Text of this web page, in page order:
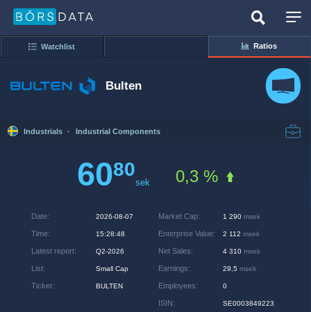
Watchlist Ratios
Bulten
Industrials · Industrial Components
6080
sek 0,3 %
Date: 2026-08-07
Time: 15:28:48
Latest report: Q2-2026
List: Small Cap
Ticker: BULTEN
Market Cap: 1 290 msek
Enterprise Value: 2 112 msek
Net Sales: 4 310 msek
Earnings: 29,5 msek
Employees: 0
ISIN: SE0003849223